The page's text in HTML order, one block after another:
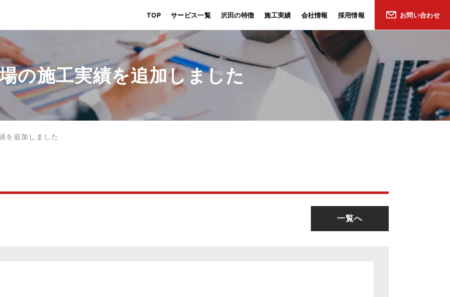
TOP サービス一覧 沢田の特徴 施工実績 会社情報 採用情報 お問い合わせ
の施工実績を追加しました
を追加しました
一覧へ